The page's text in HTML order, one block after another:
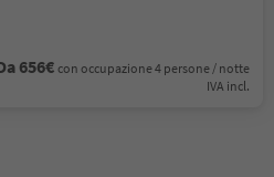
656€con occupazione 4 persone / notte
IVA incl.